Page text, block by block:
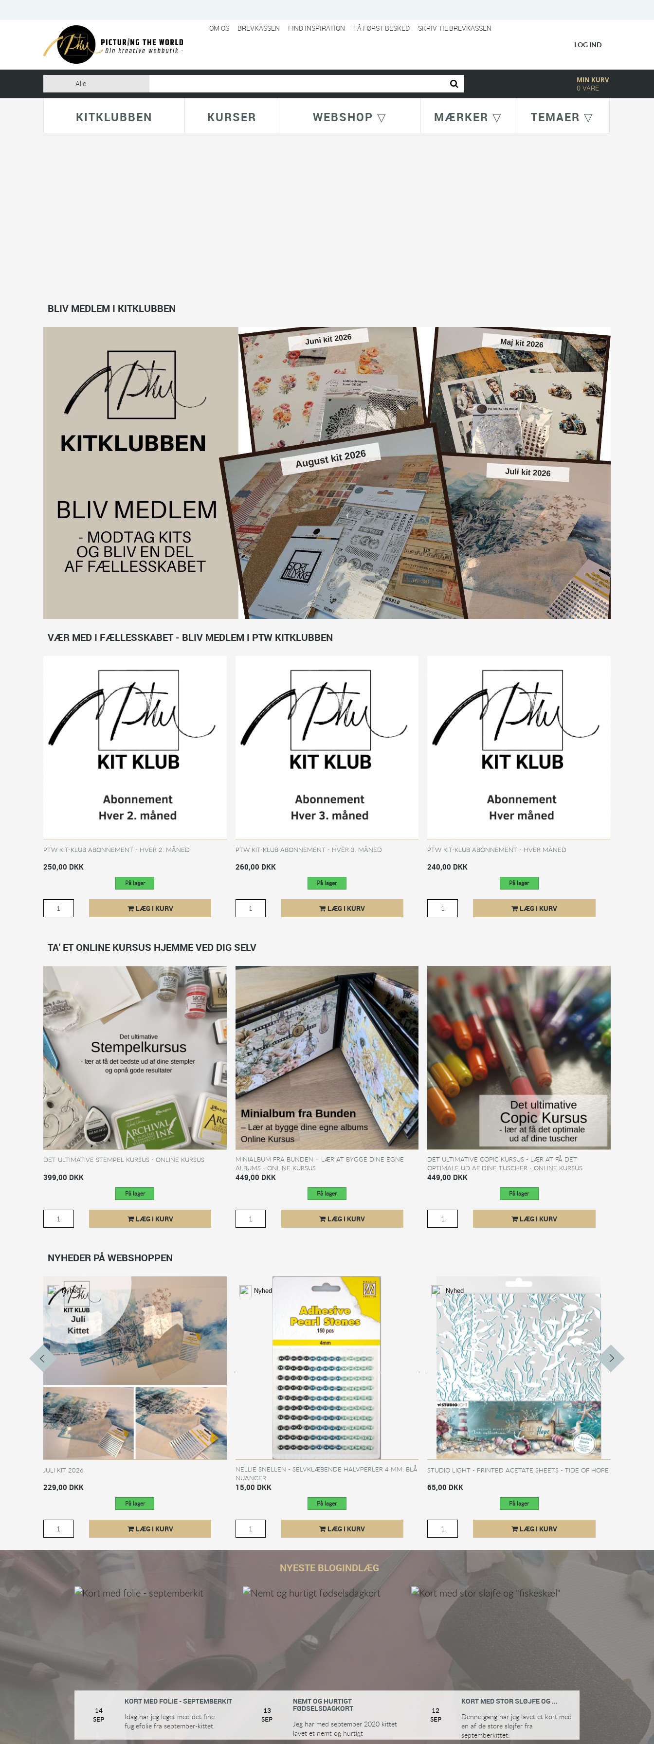
OM OS BREVKASSEN FIND INSPIRATION FÅ FØRST BESKED
SKRIV TIL BREVKASSEN
LOG IND
MIN KURV
0 VARE
KITKLUBBEN KURSER WEBSHOP ▽ MÆRKER ▽ TEMAER ▽
BLIV MEDLEM I KITKLUBBEN
VÆR MED I FÆLLESSKABET - BLIV MEDLEM I PTW KITKLUBBEN
PTW KIT-KLUB ABONNEMENT - HVER 2. MÅNED
250,00 DKK
På lager
LÆG I KURV
PTW KIT-KLUB ABONNEMENT - HVER 3. MÅNED
260,00 DKK
På lager
LÆG I KURV
PTW KIT-KLUB ABONNEMENT - HVER MÅNED
240,00 DKK
På lager
LÆG I KURV
TA' ET ONLINE KURSUS HJEMME VED DIG SELV
DET ULTIMATIVE STEMPEL KURSUS - ONLINE KURSUS
399,00 DKK
På lager
LÆG I KURV
MINIALBUM FRA BUNDEN – LÆR AT BYGGE DINE EGNE
ALBUMS - ONLINE KURSUS
449,00 DKK
På lager
LÆG I KURV
DET ULTIMATIVE COPIC KURSUS - LÆR AT FÅ DET
OPTIMALE UD AF DINE TUSCHER - ONLINE KURSUS
449,00 DKK
På lager
LÆG I KURV
NYHEDER PÅ WEBSHOPPEN
Nyhed
JULI KIT 2026
229,00 DKK
På lager
LÆG I KURV
Nyhed
NELLIE SNELLEN - SELVKLÆBENDE HALVPERLER 4 MM. BLÅ
NUANCER
15,00 DKK
På lager
LÆG I KURV
Nyhed
STUDIO LIGHT - PRINTED ACETATE SHEETS - TIDE OF HOPE
65,00 DKK
På lager
LÆG I KURV
NYESTE BLOGINDLÆG
14
SEP
KORT MED FOLIE - SEPTEMBERKIT
Idag har jeg leget med det fine
fuglefolie fra september-kittet.
13
SEP
NEMT OG HURTIGT
FØDSELSDAGKORT
Jeg har med september 2020 kittet
lavet et nemt og hurtigt
12
SEP
KORT MED STOR SLØJFE OG ...
Denne gang har jeg lavet et kort med
en af de store sløjfer fra
septemberkittet.